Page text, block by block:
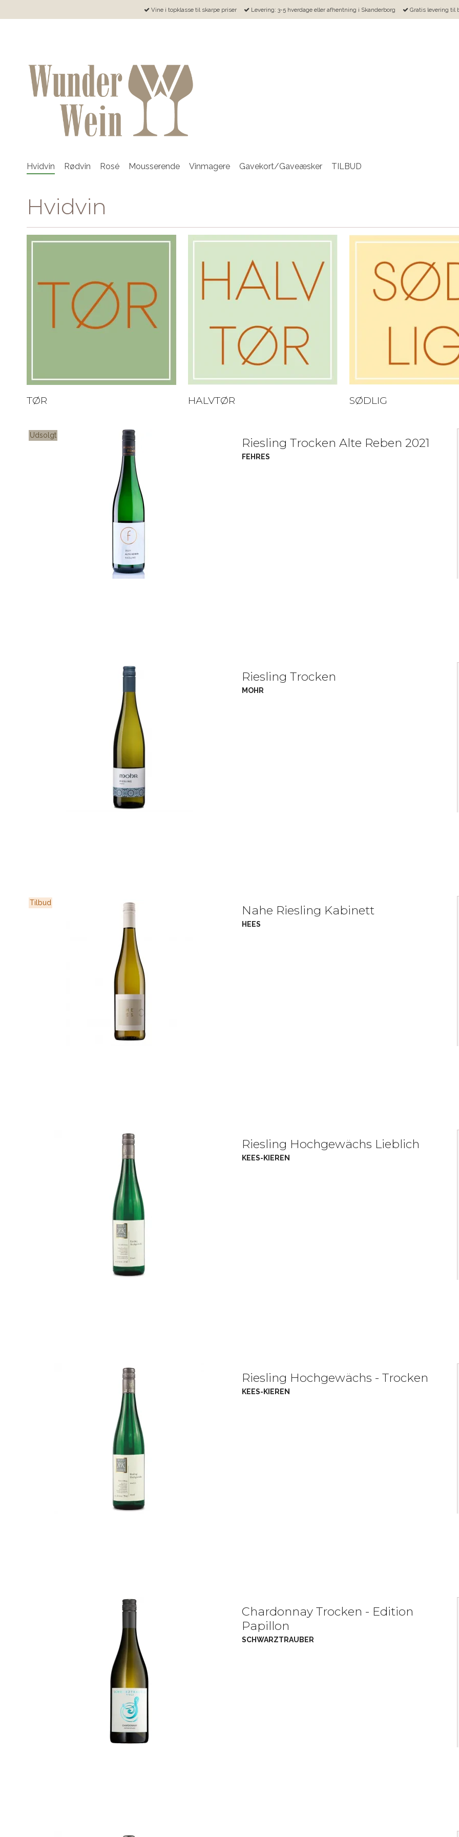
Vine i topklasse til skarpe priser Levering: 3-5 hverdage eller afhentning i Skanderborg Gratis levering til
Hvidvin Rødvin Rosé Mousserende Vinmagere Gavekort/Gaveæsker TILBUD
Hvidvin
TØR HALVTØR SØDLIG
Udsolgt
Riesling Trocken Alte Reben 2021
FEHRES
Riesling Trocken
MOHR
Tilbud
Nahe Riesling Kabinett
HEES
Riesling Hochgewächs Lieblich
KEES-KIEREN
Riesling Hochgewächs - Trocken
KEES-KIEREN
Chardonnay Trocken - Edition
Papillon
SCHWARZTRAUBER